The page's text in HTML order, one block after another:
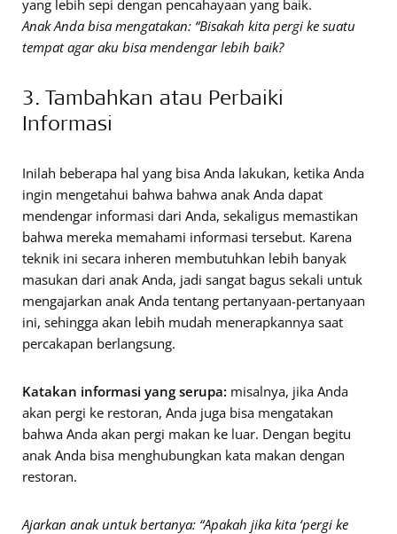
yang lebih sepi dengan pencahayaan yang baik.
Anak Anda bisa mengatakan: “Bisakah kita pergi ke suatu
tempat agar aku bisa mendengar lebih baik?
3. Tambahkan atau Perbaiki
Informasi
Inilah beberapa hal yang bisa Anda lakukan, ketika Anda
ingin mengetahui bahwa bahwa anak Anda dapat
mendengar informasi dari Anda, sekaligus memastikan
bahwa mereka memahami informasi tersebut. Karena
teknik ini secara inheren membutuhkan lebih banyak
masukan dari anak Anda, jadi sangat bagus sekali untuk
mengajarkan anak Anda tentang pertanyaan-pertanyaan
ini, sehingga akan lebih mudah menerapkannya saat
percakapan berlangsung.
Katakan informasi yang serupa: misalnya, jika Anda
akan pergi ke restoran, Anda juga bisa mengatakan
bahwa Anda akan pergi makan ke luar. Dengan begitu
anak Anda bisa menghubungkan kata makan dengan
restoran.
Ajarkan anak untuk bertanya: “Apakah jika kita ‘pergi ke